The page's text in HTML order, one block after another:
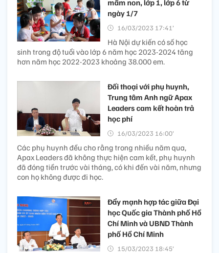
mầm non, lớp 1, lớp 6 từ
ngày 1/7
16/03/2023 17:41’
Hà Nội dự kiến có số học
sinh trong độ tuổi vào lớp 6 năm học 2023-2024 tăng
hơn năm học 2022-2023 khoảng 38.000 em.
Đối thoại với phụ huynh,
Trung tâm Anh ngữ Apax
Leaders cam kết hoàn trả
học phí
16/03/2023 16:00’
Các phụ huynh đều cho rằng trong nhiều năm qua,
Apax Leaders đã không thực hiện cam kết, phụ huynh
đã đóng tiền trước vài tháng, có khi đến vài năm, nhưng
con họ không được đi học.
Đẩy mạnh hợp tác giữa Đại
học Quốc gia Thành phố Hồ
Chí Minh và UBND Thành
phố Hồ Chí Minh
15/03/2023 18:45’